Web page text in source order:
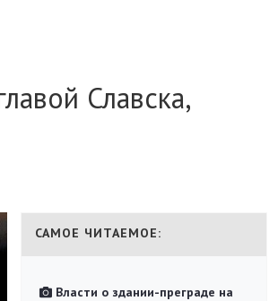
Славска,
САМОЕ ЧИТАЕМОЕ:
Власти о здании-преграде на